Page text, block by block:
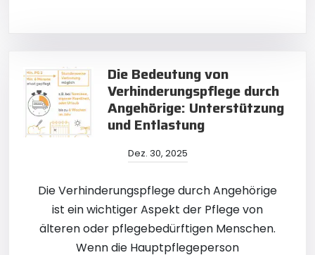
Die Bedeutung von
Verhinderungspflege durch
Angehörige: Unterstützung
und Entlastung
Dez. 30, 2025
Die Verhinderungspflege durch Angehörige
ist ein wichtiger Aspekt der Pflege von
älteren oder pflegebedürftigen Menschen.
Wenn die Hauptpflegeperson